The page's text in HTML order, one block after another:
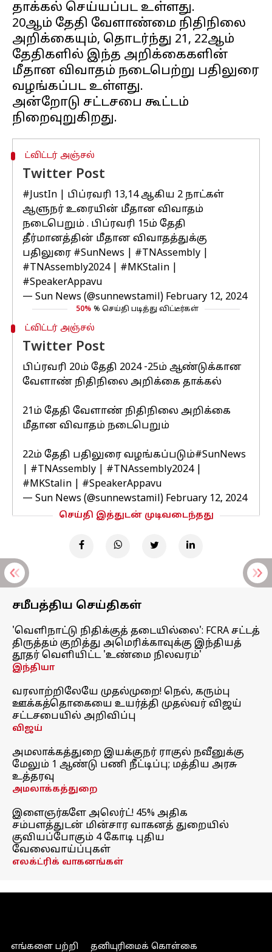
தாக்கல் செய்யப்பட உள்ளது.
20ஆம் தேதி வேளாண்மை நிதிநிலை
அறிக்கையும், தொடர்ந்து 21, 22ஆம்
தேதிகளில் இந்த அறிக்கைகளின்
மீதான விவாதம் நடைபெற்று பதிலுரை
வழங்கப்பட உள்ளது.
அன்றோடு சட்டசபை கூட்டம்
ட்விட்டர் அஞ்சல்
Twitter Post
#JustIn | பிப்ரவரி 13,14 ஆகிய 2 நாட்கள்
ஆளுநர் உரையின் மீதான விவாதம்
நடைபெறும் . பிப்ரவரி 15ம் தேதி
தீர்மானத்தின் மீதான விவாதத்துக்கு
பதிலுரை #SunNews #TNAssembly
#TNAssembly2024| #MKStalin
#SpeakerAppavu
— Sun News (@sunnewstamil) February 12, 2024
50% % செய்தி படித்து விட்டீர்கள்
ட்விட்டர் அஞ்சல்
Twitter Post
பிப்ரவரி 20ம் தேதி 2024 -25ம் ஆண்டுக்கான
வேளாண் நிதிநிலை அறிக்கை தாக்கல்
21ம் தேதி வேளாண் நிதிநிலை அறிக்கை
மீதான விவாதம் நடைபெறும்
22ம் தேதி பதிலுரை வழங்கப்படும்#SunNews
#TNAssembly #TNAssembly2024|
#MKStalin
#SpeakerAppavu
— Sun News (@sunnewstamil) February 12, 2024
செய்தி இத்துடன் முடிவடைந்தது
சமீபத்திய செய்திகள்
'வெளிநாட்டு நிதிக்குத் தடையில்லை': FCRA சட்டத்
திருத்தம் குறித்து அமெரிக்காவுக்கு இந்தியத்
தூதர் வெளியிட்ட 'உண்மை நிலவரம்'
இந்தியா
வரலாற்றிலேயே முதல்முறை! நெல், கரும்பு
ஊக்கத்தொகையை உயர்த்தி முதல்வர் விஜய்
சட்டசபையில் அறிவிப்பு
விஜய்
அமலாக்கத்துறை இயக்குநர் ராகுல் நவீனுக்கு
மேலும் 1 ஆண்டு பணி நீட்டிப்பு; மத்திய அரசு
உத்தரவு
அமலாக்கத்துறை
இளைஞர்களே அலெர்ட்! 45% அதிக
சம்பளத்துடன் மின்சார வாகனத் துறையில்
குவியப்போகும் 4 கோடி புதிய
வேலைவாய்ப்புகள்
எலக்ட்ரிக் வாகனங்கள்
எங்களை பற்றி தனியுரிமைக் கொள்கை